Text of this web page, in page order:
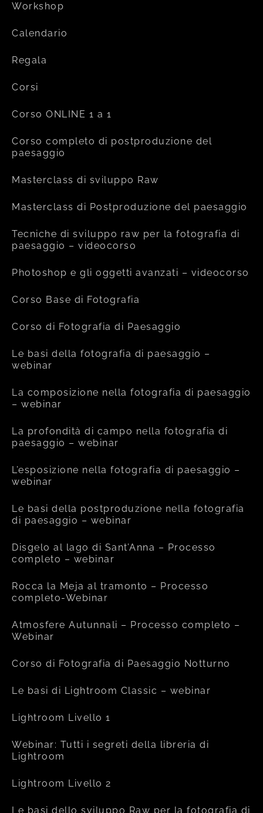
Workshop
Calendario
Regala
Corsi
Corso ONLINE 1 a 1
Corso completo di postproduzione del
paesaggio
Masterclass di sviluppo Raw
Masterclass di Postproduzione del paesaggio
Tecniche di sviluppo raw per la fotografia di
paesaggio – videocorso
Photoshop e gli oggetti avanzati – videocorso
Corso Base di Fotografia
Corso di Fotografia di Paesaggio
Le basi della fotografia di paesaggio –
webinar
La composizione nella fotografia di paesaggio
– webinar
La profondità di campo nella fotografia di
paesaggio – webinar
L’esposizione nella fotografia di paesaggio –
webinar
Le basi della postproduzione nella fotografia
di paesaggio – webinar
Disgelo al lago di Sant’Anna – Processo
completo – webinar
Rocca la Meja al tramonto – Processo
completo-Webinar
Atmosfere Autunnali – Processo completo –
Webinar
Corso di Fotografia di Paesaggio Notturno
Le basi di Lightroom Classic – webinar
Lightroom Livello 1
Webinar: Tutti i segreti della libreria di
Lightroom
Lightroom Livello 2
Le basi dello sviluppo Raw per la fotografia di